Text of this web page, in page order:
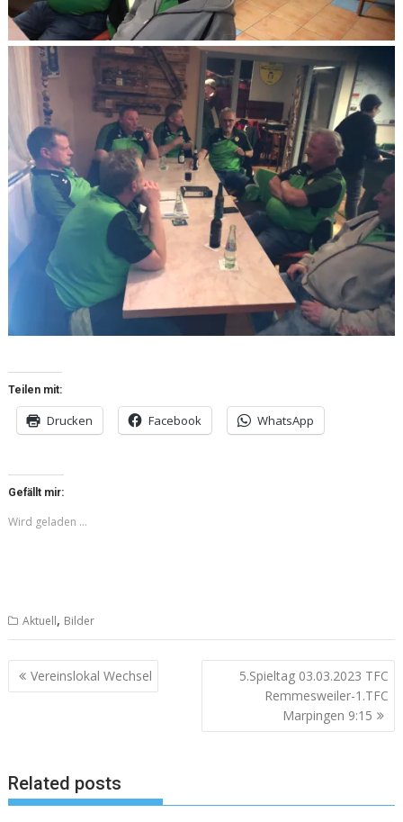
Teilen mit:
Drucken Facebook WhatsApp
Gefällt mir:
Wird geladen …
Aktuell, Bilder
Beitragsnavigation
Vereinslokal Wechsel
5.Spieltag 03.03.2023 TFC
Remmesweiler-1.TFC
Marpingen 9:15
Related posts